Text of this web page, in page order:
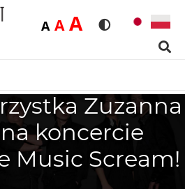
Rozmiar
ADomyślna
AŚrednia
ADużaWersja
Zuzanna
koncercie
Music Scream!